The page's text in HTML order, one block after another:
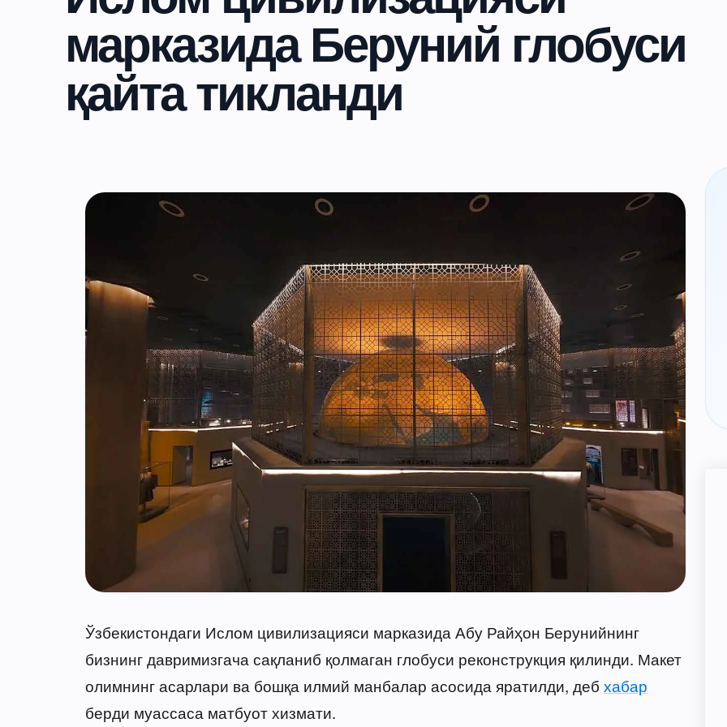
марказида Беруний глобуси
қайта тикланди
Ўзбекистондаги Ислом цивилизацияси марказида Абу Райҳон Берунийнинг
бизнинг давримизгача сақланиб қолмаган глобуси реконструкция қилинди. Макет
олимнинг асарлари ва бошқа илмий манбалар асосида яратилди, деб хабар
берди муассаса матбуот хизмати.